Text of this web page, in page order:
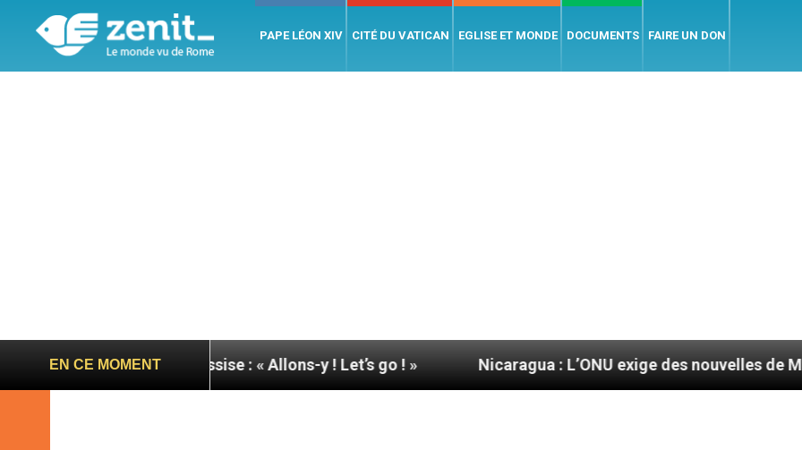
PAPE LÉON XIV CITÉ DU VATICAN EGLISE ET MONDE DOCUMENTS FAIRE UN DON
EN CE MOMENT
du pape à Assise : « Allons-y ! Let’s go ! » Nicaragua : L’ONU exige des nouvelles de Mgr Mata